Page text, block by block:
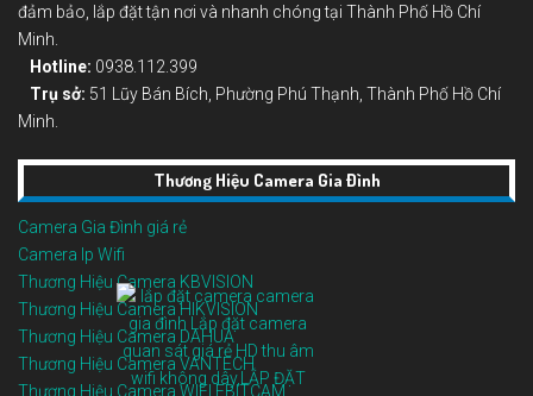
đảm bảo, lắp đặt tận nơi và nhanh chóng tại Thành Phố Hồ Chí
Minh.
Hotline: 0938.112.399
Trụ sở: 51 Lũy Bán Bích, Phường Phú Thạnh, Thành Phố Hồ Chí
Minh.
Thương Hiệu Camera Gia Đình
Camera Gia Đình giá rẻ
Camera Ip Wifi
Thương Hiệu Camera KBVISION
Thương Hiệu Camera HIKVISION
Thương Hiệu Camera DAHUA
Thương Hiệu Camera VANTECH
Thương Hiệu Camera WIFI EBITCAM